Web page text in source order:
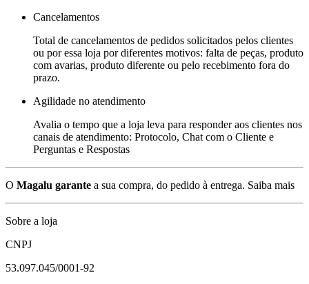
Cancelamentos
Total de cancelamentos de pedidos solicitados pelos clientes
ou por essa loja por diferentes motivos: falta de peças, produto
com avarias, produto diferente ou pelo recebimento fora do
prazo.
Agilidade no atendimento
Avalia o tempo que a loja leva para responder aos clientes nos
canais de atendimento: Protocolo, Chat com o Cliente e
Perguntas e Respostas
O Magalu garante a sua compra, do pedido à entrega. Saiba mais
Sobre a loja
CNPJ
53.097.045/0001-92